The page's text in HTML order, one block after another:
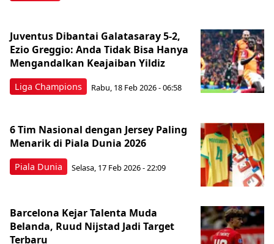
Liga Champions
Juventus Dibantai Galatasaray 5-2,
Ezio Greggio: Anda Tidak Bisa Hanya
Mengandalkan Keajaiban Yildiz
Rabu, 18 Feb 2026 - 06:58
Piala Dunia
6 Tim Nasional dengan Jersey Paling
Menarik di Piala Dunia 2026
Selasa, 17 Feb 2026 - 22:09
Barcelona Kejar Talenta Muda
Belanda, Ruud Nijstad Jadi Target
Terbaru